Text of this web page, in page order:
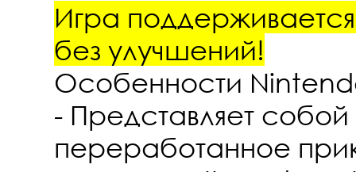
Игра
без улучшений!
Особенности
- Представляет
переработанное